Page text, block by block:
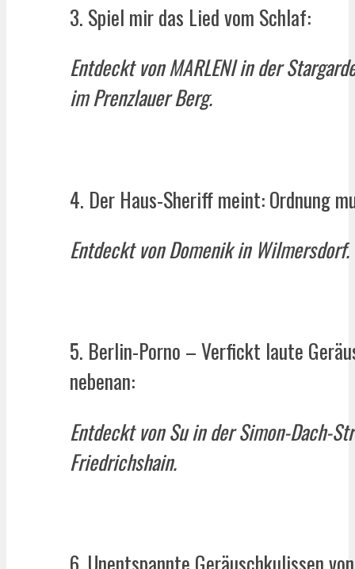
3. Spiel mir das Lied vom Schlaf:
Entdeckt von MARLENI in der
im Prenzlauer Berg.
4. Der Haus-Sheriff meint: Ordnung
Entdeckt von Domenik in Wilmersdorf.
5. Berlin-Porno – Verfickt laute
nebenan:
Entdeckt von Su in der Simon-Dach-
Friedrichshain.
6. Unentspannte Geräuschkulissen von